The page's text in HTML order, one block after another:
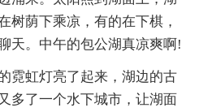
树荫下乘凉，有的在下棋，
天。中午的包公湖真凉爽啊!
霓虹灯亮了起来，湖边的古
多了一个水下城市，让湖面